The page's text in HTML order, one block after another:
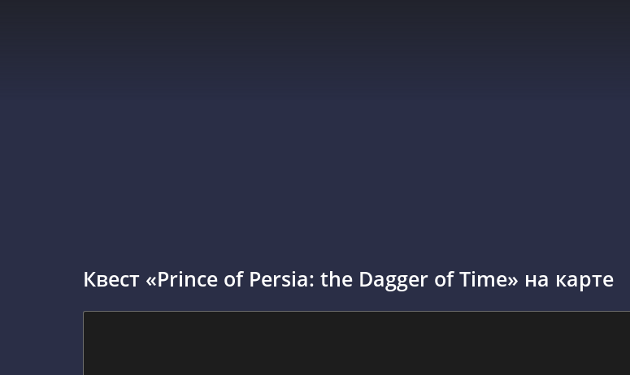
Квест «Prince of Persia: the Dagger of Time» на карте